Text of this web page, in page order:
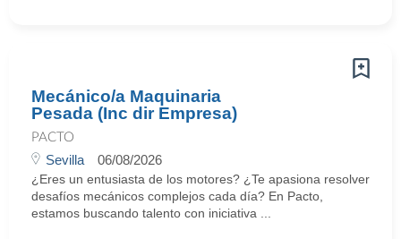
Mecánico/a Maquinaria
Pesada (Inc dir Empresa)
PACTO
Sevilla 06/08/2026
¿Eres un entusiasta de los motores? ¿Te apasiona resolver
desafíos mecánicos complejos cada día? En Pacto,
estamos buscando talento con iniciativa ...